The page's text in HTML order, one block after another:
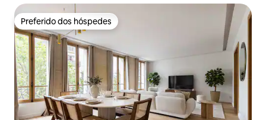
Preferido dos hóspedes
Preferido dos hóspedes